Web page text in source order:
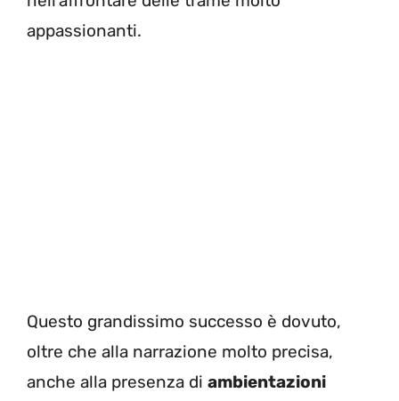
appassionanti.
Questo grandissimo successo è dovuto,
oltre che alla narrazione molto precisa,
anche alla presenza di ambientazioni